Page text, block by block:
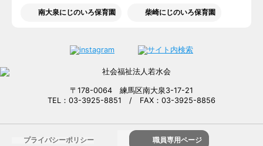
南大泉にじのいろ保育園 柴崎にじのいろ保育園
〒178-0064 練馬区南大泉3-17-21
TEL：03-3925-8851 / FAX：03-3925-8856
プライバシーポリシー 職員専用ページ